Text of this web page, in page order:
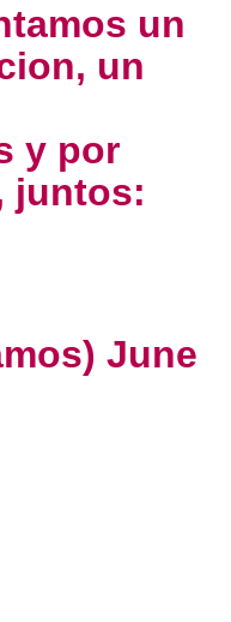
un
un
y por
juntos:
June